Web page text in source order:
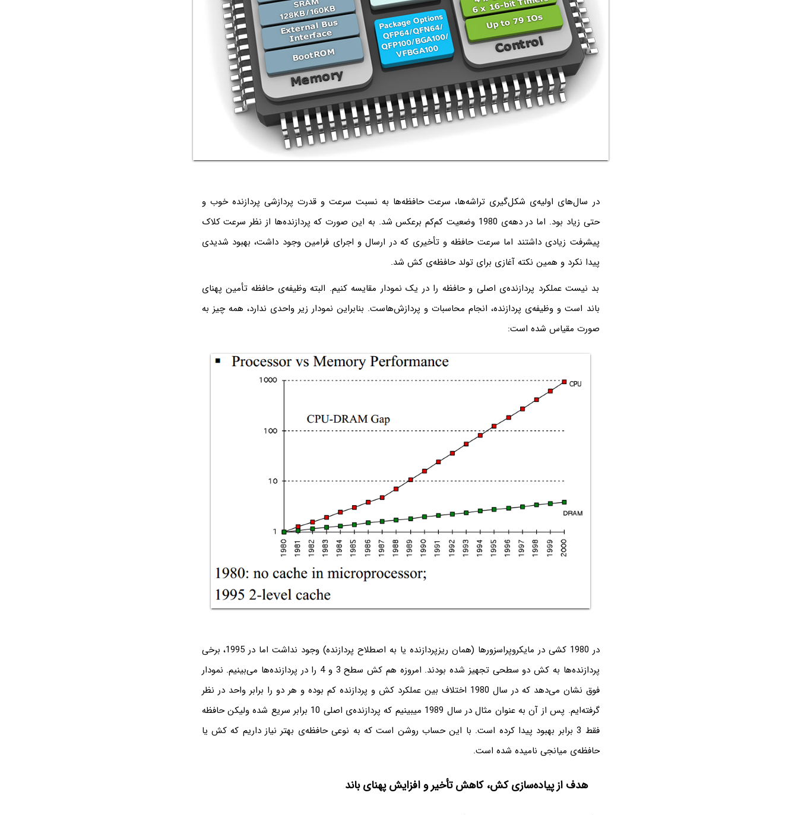
در سال‌های اولیه‌ی شکل‌گیری تراشه‌ها، سرعت حافظه‌ها به نسبت سرعت و قدرت پردازشی پردازنده خوب و
حتی زیاد بود. اما در دهه‌ی 1980 وضعیت کم‌کم برعکس شد. به این صورت که پردازنده‌ها از نظر سرعت کلاک
پیشرفت زیادی داشتند اما سرعت حافظه و تأخیری که در ارسال و اجرای فرامین وجود داشت، بهبود شدیدی
پیدا نکرد و همین نکته آغازی برای تولد حافظه‌ی کش شد.
بد نیست عملکرد پردازنده‌ی اصلی و حافظه را در یک نمودار مقایسه کنیم. البته وظیفه‌ی حافظه تأمین پهنای
باند است و وظیفه‌ی پردازنده، انجام محاسبات و پردازش‌هاست. بنابراین نمودار زیر واحدی ندارد، همه چیز به
صورت مقیاس شده است:
در 1980 کشی در مایکروپراسزورها (همان ریزپردازنده یا به اصطلاح پردازنده) وجود نداشت اما در 1995، برخی
پردازنده‌ها به کش دو سطحی تجهیز شده بودند. امروزه هم کش سطح 3 و 4 را در پردازنده‌ها می‌بینیم. نمودار
فوق نشان می‌دهد که در سال 1980 اختلاف بین عملکرد کش و پردازنده کم بوده و هر دو را برابر واحد در نظر
گرفته‌ایم. پس از آن به عنوان مثال در سال 1989 میبینیم که پردازنده‌ی اصلی 10 برابر سریع شده ولیکن حافظه
فقط 3 برابر بهبود پیدا کرده است. با این حساب روشن است که به نوعی حافظه‌ی بهتر نیاز داریم که کش یا
حافظه‌ی میانجی نامیده شده است.
هدف از پیاده‌سازی کش، کاهش تأخیر و افزایش پهنای باند